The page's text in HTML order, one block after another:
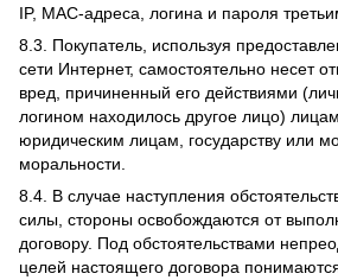
IP, MAC-адреса, логина и пароля
8.3. Покупатель, используя
сети Интернет, самостоятельно несет
вред, причиненный его действиями
логином находилось другое лицо)
юридическим лицам, государству или
моральности.
8.4. В случае наступления
силы, стороны освобождаются от
договору. Под обстоятельствами
целей настоящего договора